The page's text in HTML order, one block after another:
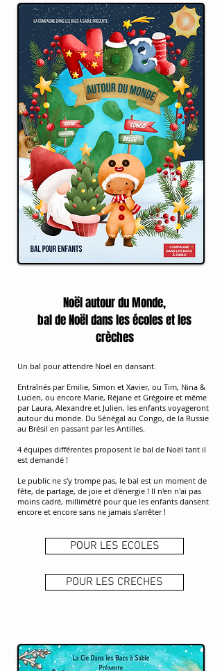
Noël autour du Monde,
bal de Noël dans les écoles et les
crèches
Un bal pour attendre Noël en dansant.
Entraînés par Emilie, Simon et Xavier, ou Tim, Nina &
Lucien, ou encore Marie, Réjane et Grégoire et même
par Laura, Alexandre et Julien, les enfants voyageront
autour du monde. Du Sénégal au Congo, de la Russie
au Brésil en passant par les Antilles.
4 équipes différentes proposent le bal de Noël tant il
est demandé !
Le public ne s'y trompe pas, le bal est un moment de
fête, de partage, de joie et d'énergie ! Il n'en n'ai pas
moins cadré, millimétré pour que les enfants dansent
encore et encore sans ne jamais s'arrêter !
POUR LES ECOLES
POUR LES CRECHES